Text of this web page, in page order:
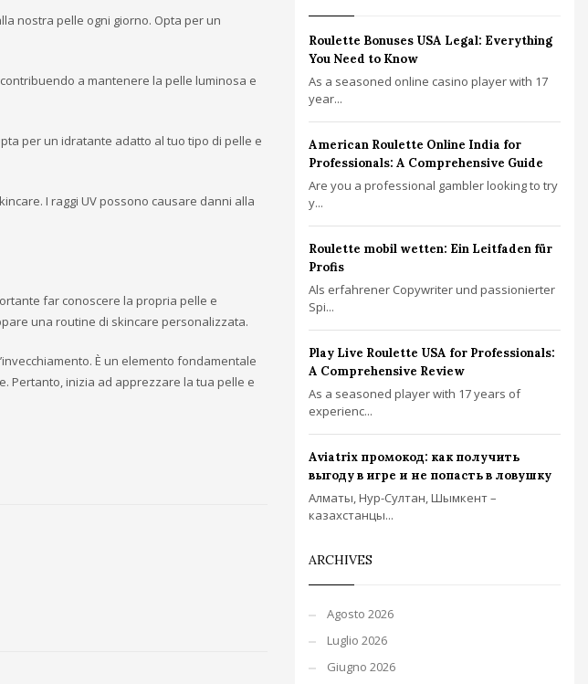
nostra pelle ogni giorno. Opta per un
a mantenere la pelle luminosa e
per un idratante adatto al tuo tipo di pelle e
I raggi UV possono causare danni alla
far conoscere la propria pelle e
una routine di skincare personalizzata.
È un elemento fondamentale
Pertanto, inizia ad apprezzare la tua pelle e
Roulette Bonuses USA Legal: Everything
You Need to Know
As a seasoned online casino player with 17
year...
American Roulette Online India for
Professionals: A Comprehensive Guide
Are you a professional gambler looking to try
y...
Roulette mobil wetten: Ein Leitfaden für
Profis
Als erfahrener Copywriter und passionierter
Spi...
Play Live Roulette USA for Professionals:
A Comprehensive Review
As a seasoned player with 17 years of
experienc...
Aviatrix промокод: как получить
выгоду в игре и не попасть в ловушку
Алматы, Нур-Султан, Шымкент –
казахстанцы...
ARCHIVES
Agosto 2026
Luglio 2026
Giugno 2026